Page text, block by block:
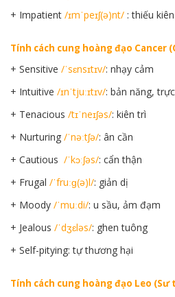
+ Impatient /ɪmˈpeɪʃ(ə)nt/ : thiếu
Tính cách cung hoàng đạo Cancer
+ Sensitive /ˈsɛnsɪtɪv/: nhạy cảm
+ Intuitive /ɪnˈtjuːɪtɪv/: bản năng,
+ Tenacious /tɪˈneɪʃəs/: kiên trì
+ Nurturing /ˈnəːtʃə/: ân cần
+ Cautious /ˈkɔːʃəs/: cẩn thận
+ Frugal /ˈfruːɡ(ə)l/: giản dị
+ Moody /ˈmuːdi/: u sầu, ảm đạm
+ Jealous /ˈdʒɛləs/: ghen tuông
+ Self-pitying: tự thương hại
Tính cách cung hoàng đạo Leo